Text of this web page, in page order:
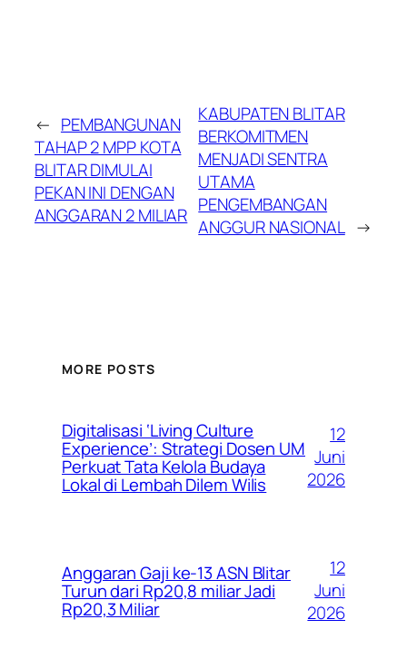
← PEMBANGUNAN
TAHAP 2 MPP KOTA
BLITAR DIMULAI
PEKAN INI DENGAN
ANGGARAN 2 MILIAR
KABUPATEN BLITAR
BERKOMITMEN
MENJADI SENTRA
UTAMA
PENGEMBANGAN
ANGGUR NASIONAL →
MORE POSTS
Digitalisasi ‘Living Culture
Experience’: Strategi Dosen UM
Perkuat Tata Kelola Budaya
Lokal di Lembah Dilem Wilis
12
Juni
2026
Anggaran Gaji ke-13 ASN Blitar
Turun dari Rp20,8 miliar Jadi
Rp20,3 Miliar
12
Juni
2026